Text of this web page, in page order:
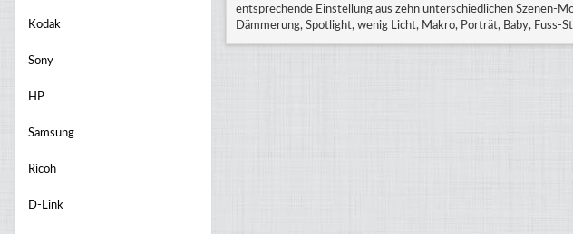
entsprechende Einstellung aus zehn unterschiedlichen Szenen-
Dämmerung, Spotlight, wenig Licht, Makro, Porträt, Baby, Fuss-
Kodak
Sony
HP
Samsung
Ricoh
D-Link